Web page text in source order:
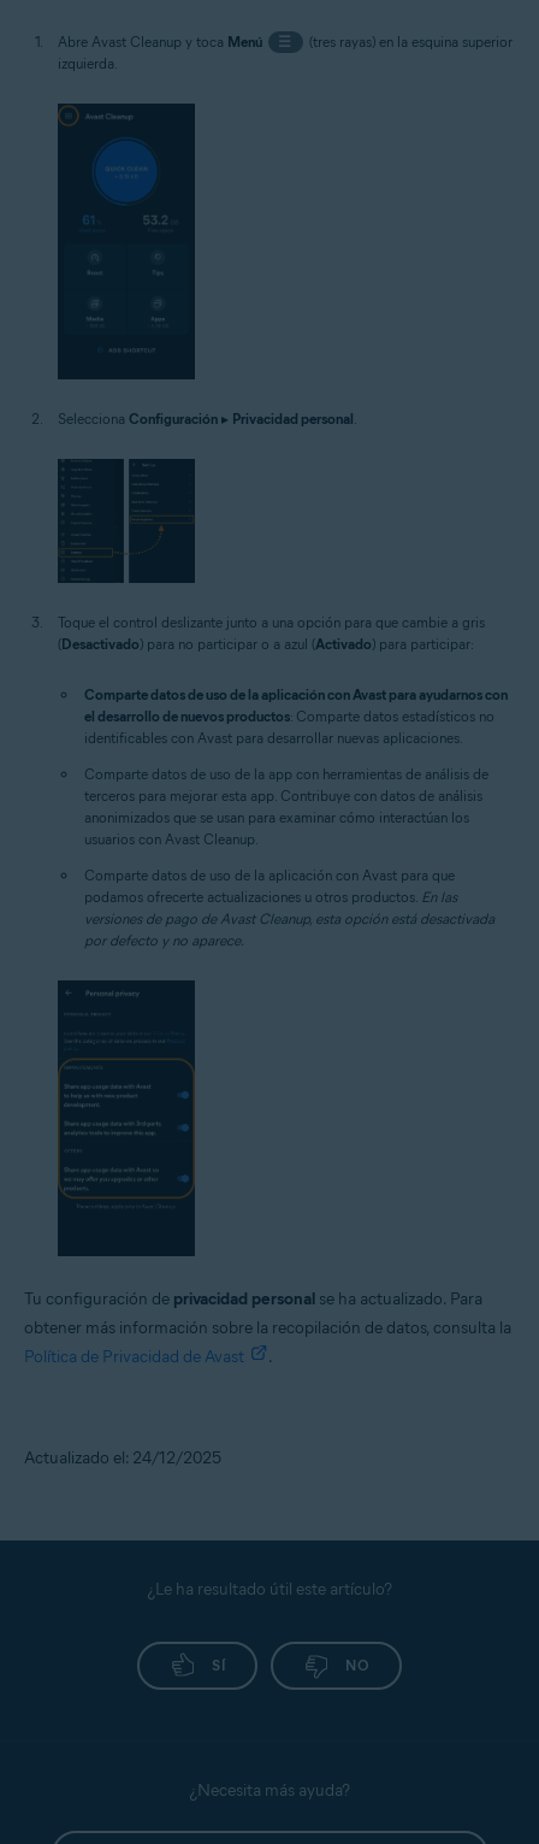
Abre Avast Cleanup y toca Menú ☰
(tres rayas) en la esquina superior
izquierda.
Selecciona Configuración ▸ Privacidad personal.
Toque el control deslizante junto a una opción para que cambie a gris
(Desactivado) para no participar o a azul (Activado) para participar:
Comparte datos de uso de la aplicación con Avast para ayudarnos con
el desarrollo de nuevos productos: Comparte datos estadísticos no
identificables con Avast para desarrollar nuevas aplicaciones.
Comparte datos de uso de la app con herramientas de análisis de
terceros para mejorar esta app. Contribuye con datos de análisis
anonimizados que se usan para examinar cómo interactúan los
usuarios con Avast Cleanup.
Comparte datos de uso de la aplicación con Avast para que
podamos ofrecerte actualizaciones u otros productos. En las
versiones de pago de Avast Cleanup, esta opción está desactivada
por defecto y no aparece.
Tu configuración de privacidad personal se ha actualizado. Para
obtener más información sobre la recopilación de datos, consulta la
Política de Privacidad de Avast
.
Actualizado el: 24/12/2025
¿Le ha resultado útil este artículo?
SÍ NO
¿Necesita más ayuda?